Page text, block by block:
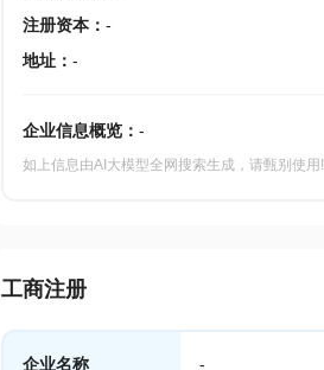
注册资本： -
地址： -
企业信息概览： -
如上信息由AI大模型全网搜索生成，请甄别使用!
工商注册
企业名称 -